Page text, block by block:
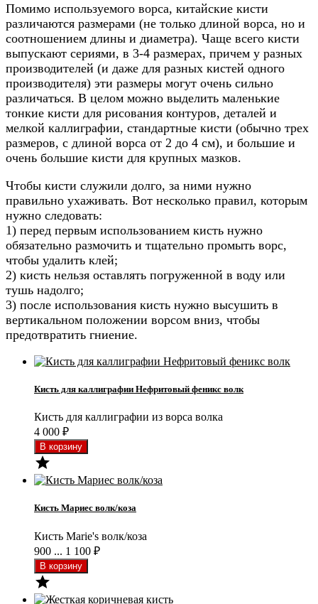
Помимо используемого ворса, китайские кисти
различаются размерами (не только длиной ворса, но и
соотношением длины и диаметра). Чаще всего кисти
выпускают сериями, в 3-4 размерах, причем у разных
производителей (и даже для разных кистей одного
производителя) эти размеры могут очень сильно
различаться. В целом можно выделить маленькие
тонкие кисти для рисования контуров, деталей и
мелкой каллиграфии, стандартные кисти (обычно трех
размеров, с длиной ворса от 2 до 4 см), и большие и
очень большие кисти для крупных мазков.
Чтобы кисти служили долго, за ними нужно
правильно ухаживать. Вот несколько правил, которым
нужно следовать:
1) перед первым использованием кисть нужно
обязательно размочить и тщательно промыть ворс,
чтобы удалить клей;
2) кисть нельзя оставлять погруженной в воду или
тушь надолго;
3) после использования кисть нужно высушить в
вертикальном положении ворсом вниз, чтобы
предотвратить гниение.
Кисть для каллиграфии Нефритовый феникс волк
Кисть для каллиграфии из ворса волка
4 000 ₽

Кисть Мариес волк/коза
Кисть Marie's волк/коза
900 ... 1 100 ₽
